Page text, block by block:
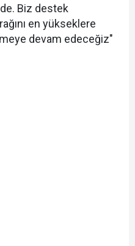
Biz destek
en yükseklere
devam edeceğiz"